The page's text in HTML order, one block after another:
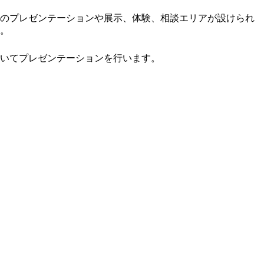
プレゼンテーションや展示、体験、相談エリアが設けられ
てプレゼンテーションを行います。